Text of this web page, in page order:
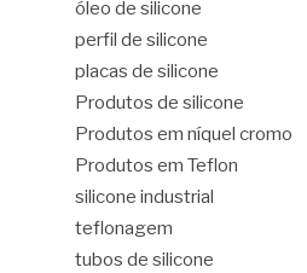
óleo de silicone
perfil de silicone
placas de silicone
Produtos de silicone
Produtos em níquel cromo
Produtos em Teflon
silicone industrial
teflonagem
tubos de silicone